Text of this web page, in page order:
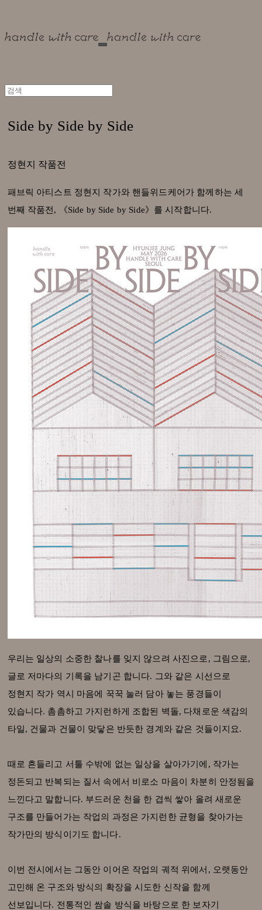
Side by Side by Side
정현지 작품전
패브릭 아티스트 정현지 작가와 핸들위드케어가 함께하는 세
번째 작품전, 《Side by Side by Side》를 시작합니다.
우리는 일상의 소중한 찰나를 잊지 않으려 사진으로, 그림으로,
글로 저마다의 기록을 남기곤 합니다. 그와 같은 시선으로
정현지 작가 역시 마음에 꾹꾹 눌러 담아 놓는 풍경들이
있습니다. 촘촘하고 가지런하게 조합된 벽돌, 다채로운 색감의
타일, 건물과 건물이 맞닿은 반듯한 경계와 같은 것들이지요.
때로 흔들리고 서툴 수밖에 없는 일상을 살아가기에, 작가는
정돈되고 반복되는 질서 속에서 비로소 마음이 차분히 안정됨을
느낀다고 말합니다. 부드러운 천을 한 겹씩 쌓아 올려 새로운
구조를 만들어가는 작업의 과정은 가지런한 균형을 찾아가는
작가만의 방식이기도 합니다.
이번 전시에서는 그동안 이어온 작업의 궤적 위에서, 오랫동안
고민해 온 구조와 방식의 확장을 시도한 신작을 함께
선보입니다. 전통적인 쌈솔 방식을 바탕으로 한 보자기